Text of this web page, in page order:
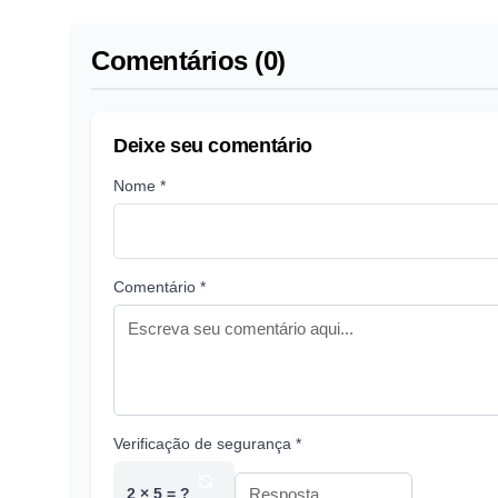
Comentários (0)
Deixe seu comentário
Nome *
Comentário *
Verificação de segurança *
2 × 5 = ?